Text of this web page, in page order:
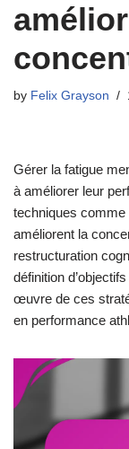
by Felix Grayson
Gérer la fatigue
à améliorer leur
techniques
améliorent la
restructuration
définition
œuvre de ces
en performance